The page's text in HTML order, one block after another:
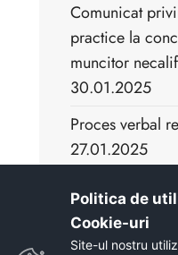
Comunicat
practice la
muncitor
30.01.2025
Proces verbal
27.01.2025
Proces verbal
concurs
Proces verbal
Politica de
Cookie-uri‎
Site-ul nostru